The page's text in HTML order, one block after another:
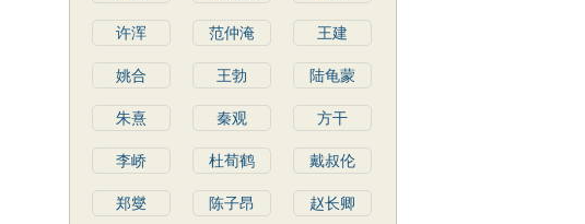
许浑 范仲淹 王建
姚合 王勃 陆龟蒙
朱熹 秦观 方干
李峤 杜荀鹤 戴叔伦
郑燮 陈子昂 赵长卿